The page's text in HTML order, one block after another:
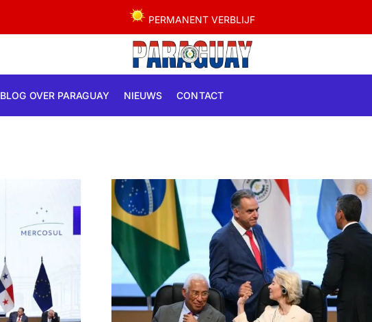
PERMANENT VERBLIJF
BLOG OVER PARAGUAY NIEUWS CONTACT